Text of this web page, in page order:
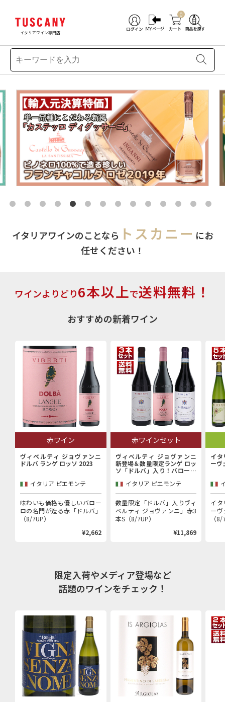
イタリアワイン専門店
0
イタリアワインのことなら トスカニー にお
任せください！
ワインよりどり6本以上で送料無料！
おすすめの新着ワイン
赤ワイン
ヴィベルティ ジョヴァンニ
ドルバ ランゲ ロッソ 2023
イタリア ピエモンテ
味わいも価格も優しいバロー
ロの名門が造る赤「ドルバ」
（8/7UP）
¥2,662
赤ワインセット
ヴィベルティ ジョヴァンニ
新登場＆数量限定ランゲ ロッ
ソ「ドルバ」入り！バローロ
産者「ヴィベルティ ジョヴァ
ンニ」赤3本セット
イタリア ピエモンテ
数量限定「ドルバ」入りヴィ
ベルティ ジョヴァンニ」赤3
本S（8/7UP）
¥11,869
イタ
ーヴ
イタ
ー
（
限定入荷やメディア登場など
話題のワインをチェック！